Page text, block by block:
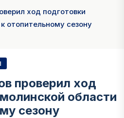
ход подготовки
отопительному сезону
проверил ход
области
сезону